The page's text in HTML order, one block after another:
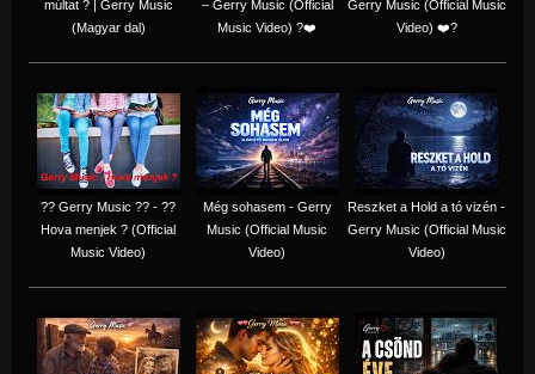
múltat ? | Gerry Music
(Magyar dal)
– Gerry Music (Official
Music Video) ?❤️
Gerry Music (Official Music
Video) ❤️?
?? Gerry Music ?? - ??
Hova menjek ? (Official
Music Video)
Még sohasem - Gerry
Music (Official Music
Video)
Reszket a Hold a tó vizén -
Gerry Music (Official Music
Video)